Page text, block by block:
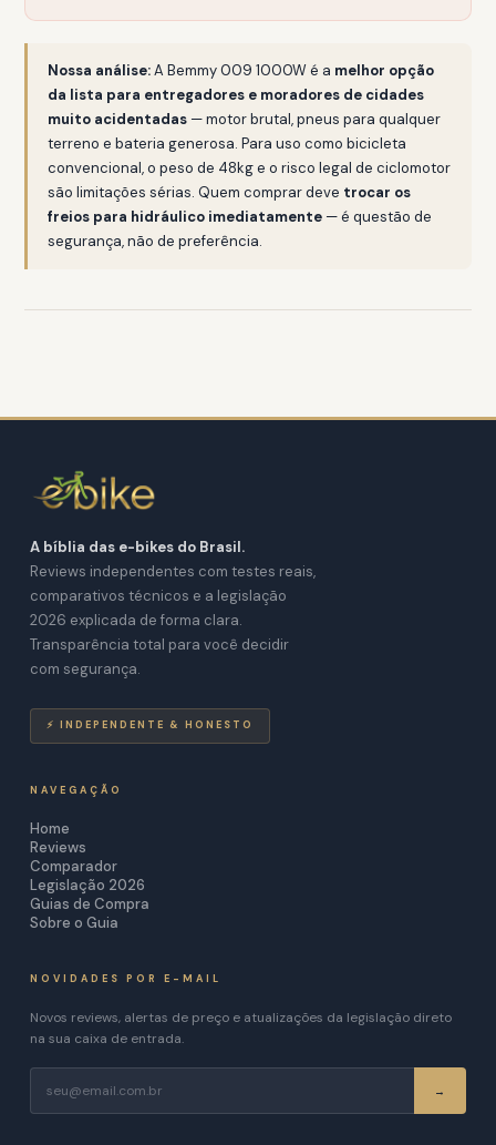
Nossa análise:A Bemmy 009 1000W é a melhor opção
da lista para entregadores e moradores de cidades
muito acidentadas — motor brutal, pneus para qualquer
terreno e bateria generosa. Para uso como bicicleta
convencional, o peso de 48kg e o risco legal de ciclomotor
são limitações sérias. Quem comprar deve trocar os
freios para hidráulico imediatamente — é questão de
segurança, não de preferência.
A bíblia das e-bikes do Brasil.
Reviews independentes com testes reais,
comparativos técnicos e a legislação
2026 explicada de forma clara.
Transparência total para você decidir
com segurança.
⚡ INDEPENDENTE & HONESTO
NAVEGAÇÃO
Home
Reviews
Comparador
Legislação 2026
Guias de Compra
Sobre o Guia
NOVIDADES POR E-MAIL
Novos reviews, alertas de preço e atualizações da legislação direto
na sua caixa de entrada.
→